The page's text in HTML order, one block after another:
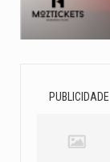
PUBLICIDADE